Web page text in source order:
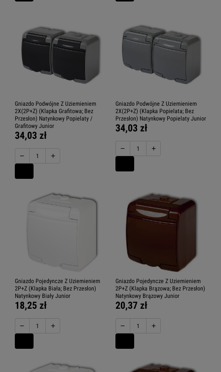
Gniazdo Podwójne Z Uziemieniem
2X(2P+Z) (Klapka Grafitowa; Bez
Przesłon) Natynkowy Popielaty /
Grafitowy Junior
34,03 zł
− +
Gniazdo Podwójne Z Uziemieniem
2X(2P+Z) (Klapka Popielata; Bez
Przesłon) Natynkowy Popielaty Junior
34,03 zł
− +
Gniazdo Pojedyncze Z Uziemieniem
2P+Z (Klapka Biała; Bez Przesłon)
Natynkowy Biały Junior
18,25 zł
− +
Gniazdo Pojedyncze Z Uziemieniem
2P+Z (Klapka Brązowa; Bez Przesłon)
Natynkowy Brązowy Junior
20,37 zł
− +